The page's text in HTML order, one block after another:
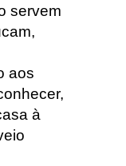
servem
aos
à